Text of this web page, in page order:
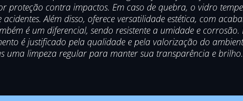
proteção contra impactos. Em caso de quebra, o vidro
Além disso, oferece versatilidade estética, com
é um diferencial, sendo resistente a umidade e
é justificado pela qualidade e pela valorização do
uma limpeza regular para manter sua transparência e brilho.